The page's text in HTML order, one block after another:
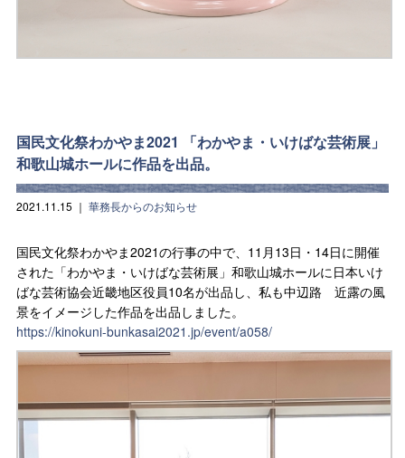
国民文化祭わかやま2021 「わかやま・いけばな芸術展」
和歌山城ホールに作品を出品。
2021.11.15 ｜ 華務長からのお知らせ
国民文化祭わかやま2021の行事の中で、11月13日・14日に開催
された「わかやま・いけばな芸術展」和歌山城ホールに日本いけ
ばな芸術協会近畿地区役員10名が出品し、私も中辺路 近露の風
景をイメージした作品を出品しました。
https://kinokuni-bunkasai2021.jp/event/a058/